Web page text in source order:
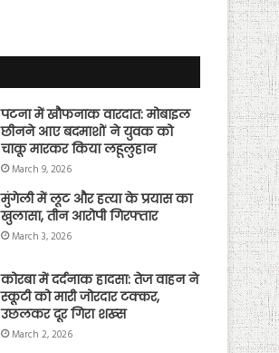
पटना में खौफनाक वारदात: मोबाइल
छीनने आए बदमाशों ने युवक को
चाकू मारकर किया लहूलुहान
March 9, 2026
मुंगेली में लूट और हत्या के प्रयास का
खुलासा, तीन आरोपी गिरफ्तार
March 3, 2026
कोरबा में दर्दनाक हादसा: तेज वाहन ने
स्कूटी को मारी जोरदार टक्कर,
उछलकर दूर गिरा शख्स
March 2, 2026